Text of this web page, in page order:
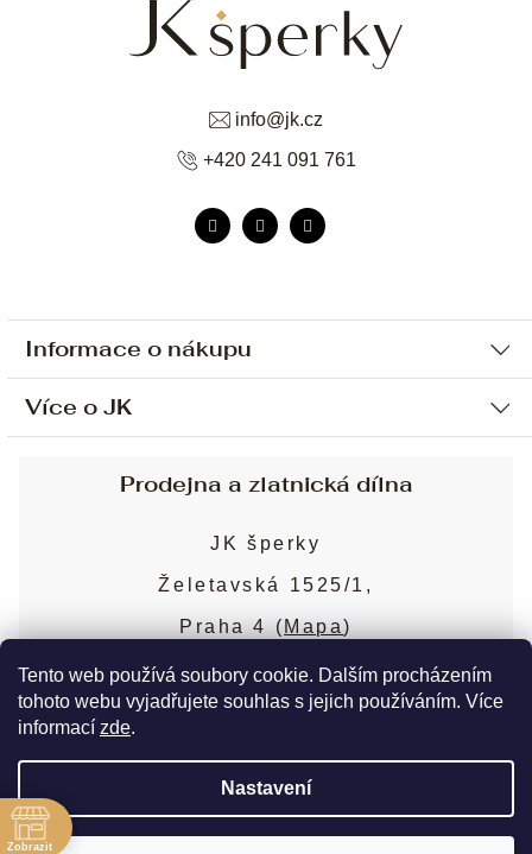
Tento web používá soubory cookie. Dalším procházením
tohoto webu vyjadřujete souhlas s jejich používáním. Více
informací zde.
Nastavení
Informace o nákupu
Ochrana osobních údajů
Sjednání osobní schůzky
Obchodní podmínky
Puncovní značky
Více o JK
Blog
Nejčastější dotazy
info@jk.cz
+420 241 091 761
Prodejna a zlatnická dílna
JK šperky
Želetavská 1525/1,
Praha 4 ( Mapa)
Více o prodejně
Copyright 2026JK šperky. Všechna práva
vyhrazena. Upravit nastavení cookies
Zobrazit